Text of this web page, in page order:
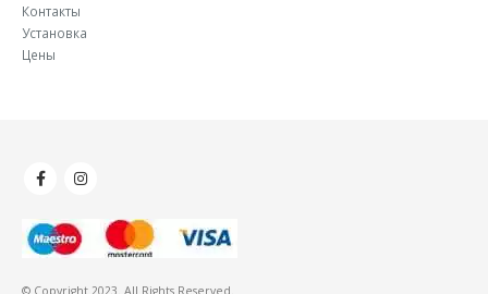
Контакты
Установка
Цены
© Copyright 2023. All Rights Reserved.